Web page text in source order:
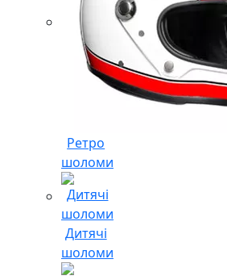
Ретро
шоломи
Дитячі
шоломи